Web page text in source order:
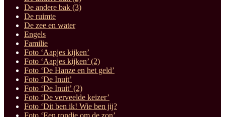
De andere bak (3)
De ruimte
De zee en water
Engels
Familie
Foto ‘Aapjes kijken’
Foto ‘Aapjes kijken’ (2)
Foto ‘De Hanze en het geld’
Foto ‘De Inuit’
Foto ‘De Inuit’ (2)
Foto ‘De verveelde keizer’
Foto ‘Dit ben ik! Wie ben jij?
Foto ‘Een rondje om de zon’